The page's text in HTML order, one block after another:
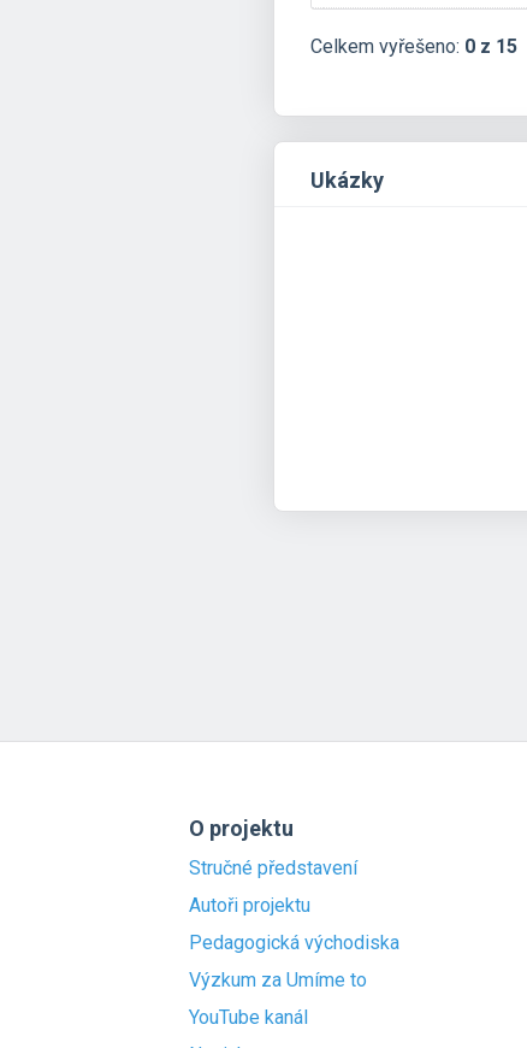
Celkem vyřešeno: 0 z 15
Ukázky
O projektu
Stručné představení
Autoři projektu
Pedagogická východiska
Výzkum za Umíme to
YouTube kanál